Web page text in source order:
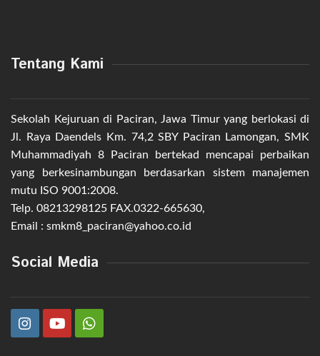
Tentang Kami
Sekolah Kejuruan di Paciran, Jawa Timur yang berlokasi di
Jl. Raya Daendels Km. 74,2 SBY Paciran Lamongan, SMK
Muhammadiyah 8 Paciran bertekad mencapai perbaikan
yang berkesinambungan berdasarkan sistem manajemen
mutu ISO 9001:2008.
Telp. 08213298125 FAX.0322-665630,
Email : smkm8_paciran@yahoo.co.id
Social Media